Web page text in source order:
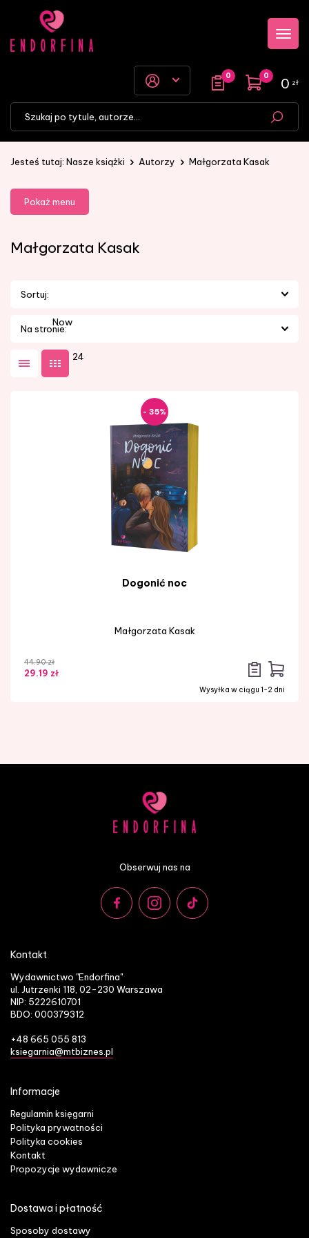
Przejdź
do menu
głównego
Przejdź
do
menu w
0 0 0 zł
Pokaż
menu
Jesteś tutaj: Nasze książki Autorzy Małgorzata Kasak
Pokaż menu
Małgorzata Kasak
Sortuj:
Nowości
Na stronie:
24
- 35%
Dogonić noc
Małgorzata Kasak
44.90 zł
29.19 zł
Wysyłka w ciągu 1-2 dni
Obserwuj nas na
Kontakt
Wydawnictwo "Endorfina"
ul. Jutrzenki 118, 02-230 Warszawa
NIP: 5222610701
BDO: 000379312
+48 665 055 813
ksiegarnia@mtbiznes.pl
Informacje
Regulamin księgarni
Polityka prywatności
Polityka cookies
Kontakt
Propozycje wydawnicze
Dostawa i płatność
Sposoby dostawy